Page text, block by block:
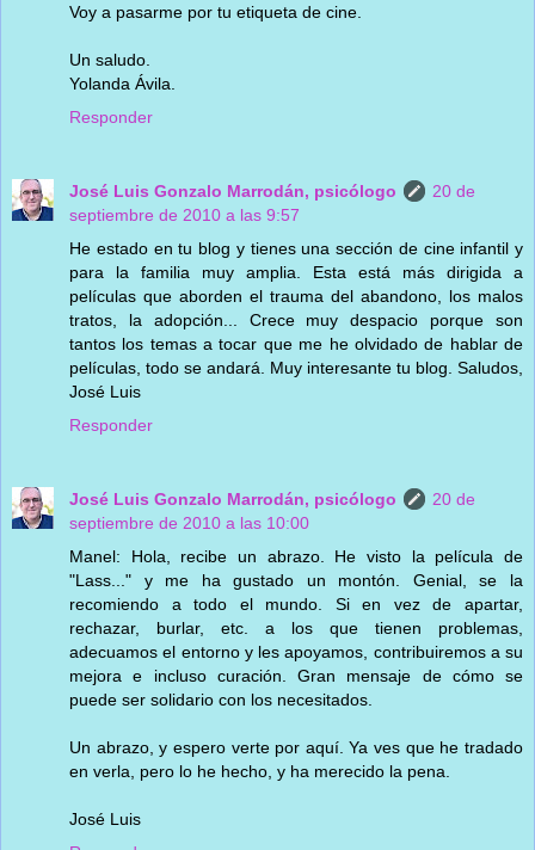
Voy a pasarme por tu etiqueta de cine.
Un saludo.
Yolanda Ávila.
Responder
José Luis Gonzalo Marrodán, psicólogo
20 de
septiembre de 2010 a las 9:57
He estado en tu blog y tienes una sección de cine infantil y
para la familia muy amplia. Esta está más dirigida a
películas que aborden el trauma del abandono, los malos
tratos, la adopción... Crece muy despacio porque son
tantos los temas a tocar que me he olvidado de hablar de
películas, todo se andará. Muy interesante tu blog. Saludos,
José Luis
Responder
José Luis Gonzalo Marrodán, psicólogo
20 de
septiembre de 2010 a las 10:00
Manel: Hola, recibe un abrazo. He visto la película de
"Lass..." y me ha gustado un montón. Genial, se la
recomiendo a todo el mundo. Si en vez de apartar,
rechazar, burlar, etc. a los que tienen problemas,
adecuamos el entorno y les apoyamos, contribuiremos a su
mejora e incluso curación. Gran mensaje de cómo se
puede ser solidario con los necesitados.
Un abrazo, y espero verte por aquí. Ya ves que he tradado
en verla, pero lo he hecho, y ha merecido la pena.
José Luis